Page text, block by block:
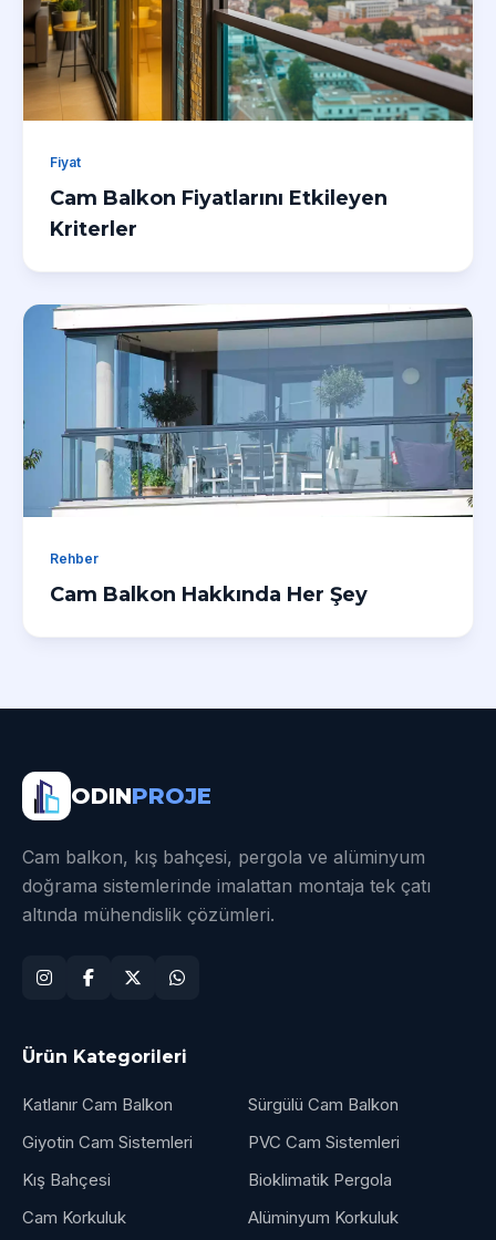
Fiyat
Cam Balkon Fiyatlarını Etkileyen
Kriterler
Rehber
Cam Balkon Hakkında Her Şey
ODINPROJE
Cam balkon, kış bahçesi, pergola ve alüminyum
doğrama sistemlerinde imalattan montaja tek çatı
altında mühendislik çözümleri.
Ürün Kategorileri
Katlanır Cam Balkon
Sürgülü Cam Balkon
Giyotin Cam Sistemleri
PVC Cam Sistemleri
Kış Bahçesi
Bioklimatik Pergola
Cam Korkuluk
Alüminyum Korkuluk